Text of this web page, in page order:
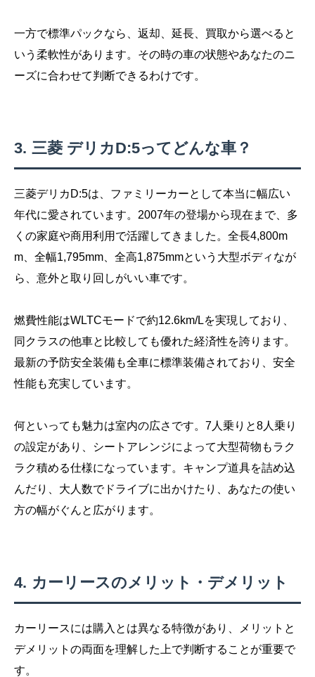
一方で標準パックなら、返却、延長、買取から選べると
いう柔軟性があります。その時の車の状態やあなたのニ
ーズに合わせて判断できるわけです。
三菱 デリカD:5ってどんな車？
三菱デリカD:5は、ファミリーカーとして本当に幅広い
年代に愛されています。2007年の登場から現在まで、多
くの家庭や商用利用で活躍してきました。全長4,800m
m、全幅1,795mm、全高1,875mmという大型ボディなが
ら、意外と取り回しがいい車です。
燃費性能はWLTCモードで約12.6km/Lを実現しており、
同クラスの他車と比較しても優れた経済性を誇ります。
最新の予防安全装備も全車に標準装備されており、安全
性能も充実しています。
何といっても魅力は室内の広さです。7人乗りと8人乗り
の設定があり、シートアレンジによって大型荷物もラク
ラク積める仕様になっています。キャンプ道具を詰め込
んだり、大人数でドライブに出かけたり、あなたの使い
方の幅がぐんと広がります。
カーリースのメリット・デメリット
カーリースには購入とは異なる特徴があり、メリットと
デメリットの両面を理解した上で判断することが重要で
す。